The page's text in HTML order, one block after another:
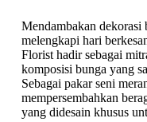
Mendambakan dekorasi
melengkapi hari
Florist hadir sebagai
komposisi bunga yang
Sebagai pakar seni
mempersembahkan
yang didesain khusus